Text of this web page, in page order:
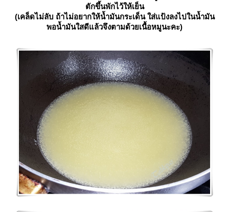
ตักขึ้นพักไว้ให้เย็น
(เคล็ดไม่ลับ ถ้าไม่อยากให้น้ำมันกระเด็น ใส่แป้งลงไปในน้ำมัน
พอน้ำมันใสดีแล้วจึงตามด้วยเนื้อหมูนะคะ)